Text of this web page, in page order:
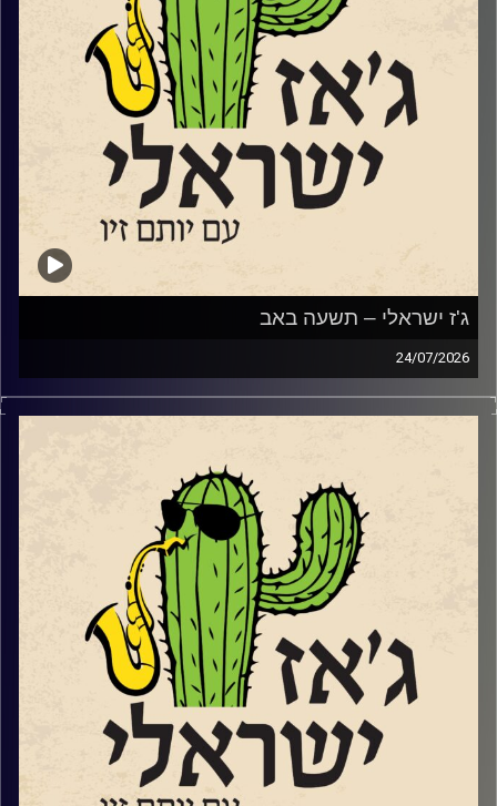
שאנחנו מבקשים אינו דבר שמחכים לו – אלא דבר שיוצרים
שוחחנו עם המנהל האומנותי של הבית, עמנואל ויצטום, עם
המלחין ונגן העוד לואי ח'לייף ועם הדי ג'י "גונדי".
אחרי המשכנו במסורת החדשה שלנו והשמענו מוזיקה חדשה
של מוזיקאי ג'ז ישראלים:
איתמר בורוכוב
ונדב כרם
ג'ז ישראלי – תשעה באב
24/07/2026
מאז ה 7.10.2023, הביטוי שנאת אחים או שנאת חינם או סתם
אפילו סתם שנאה, מקבל משמעות אחרת. ולצערינו לרבים מידי
מפתיע, לא אצל כולם זו אהבת חינם. אבל אנחנו תוכנית קירוב
לבבות תמידית שמנסה לקרב אוהבי מוזיקה ישראלים לג'ז
הישראלי. ואנחנו עושים זאת באהבה גדולה. אהבת חינם…
השבוע בגלל שעברנו את תשעה באב ובגלל שאנחנו תוכנית
ישראלית, שמענו הרבה יותר שירים עם מילים אבל גם מוזיקה
אינסטרומנטלית ללב ולנשמה.
קרדיט תמונות: רותם בר-אילן